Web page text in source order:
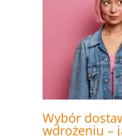
Wybór
wdrożeniu –